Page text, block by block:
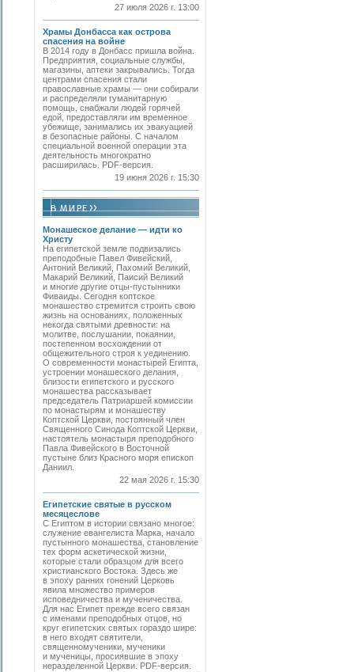
27 июля 2026 г. 13:00
Храмы Донбасса как острова
спасения на войне
В 2014 году в Донбасс пришла война.
Предприятия, социальные службы,
магазины, аптеки закрывались. Тогда
центрами спасения стали
православные храмы — они собирали
и распределяли гуманитарную
помощь, снабжали людей горячей
едой, предоставляли им временное
убежище, занимались их эвакуацией
в безопасные районы. С началом
специальной военной операции эта
деятельность многократно
расширилась. PDF-версия.
19 июня 2026 г. 15:30
Монашеское делание — идти ко
Христу
На египетской земле подвизались
преподобные Павел Фивейский,
Антоний Великий, Пахомий Великий,
Макарий Великий, Паисий Великий
и многие другие отцы-пустынники
Фиваиды. Сегодня коптское
монашество стремится строить свою
жизнь на основаниях, положенных
некогда святыми древности: на
молитве, послушании, покаянии,
постепенном восхождении от
общежительного строя к уединению.
О современности монастырей Египта,
устроении монашеского делания,
близости египетского и русского
монашества рассказывает
председатель Патриаршей комиссии
по монастырям и монашеству
Коптской Церкви, постоянный член
Священного Синода Коптской Церкви,
настоятель монастыря преподобного
Павла Фивейского в Восточной
пустыне близ Красного моря епископ
Даниил.
22 мая 2026 г. 15:30
Египетские святые в русском
месяцеслове
С Египтом в истории связано многое:
служение евангелиста Марка, начало
пустынного монашества, становление
тех форм аскетической жизни,
которые стали образцом для всего
христианского Востока. Здесь же
в эпоху ранних гонений Церковь
явила множество примеров
исповедничества и мученичества.
Для нас Египет прежде всего связан
с именами преподобных отцов, но
круг египетских святых гораздо шире:
в него входят святители,
священномученики, мученики
и мученицы, просиявшие в эпоху
неразделенной Церкви. PDF-версия.